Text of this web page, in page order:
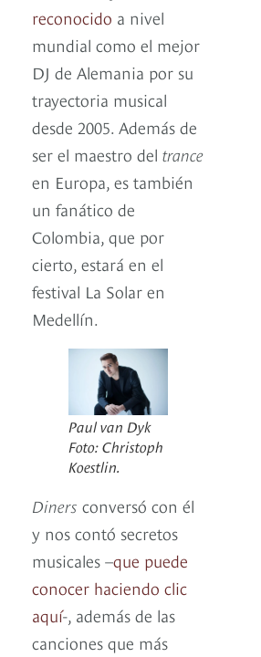
reconocido a nivel
mundial como el mejor
DJ de Alemania por su
trayectoria musical
desde 2005. Además de
ser el maestro del trance
en Europa, es también
un fanático de
Colombia, que por
cierto, estará en el
festival La Solar en
Medellín.
Paul van Dyk
Foto: Christoph
Koestlin.
Diners conversó con él
y nos contó secretos
musicales –que puede
conocer haciendo clic
aquí-, además de las
canciones que más